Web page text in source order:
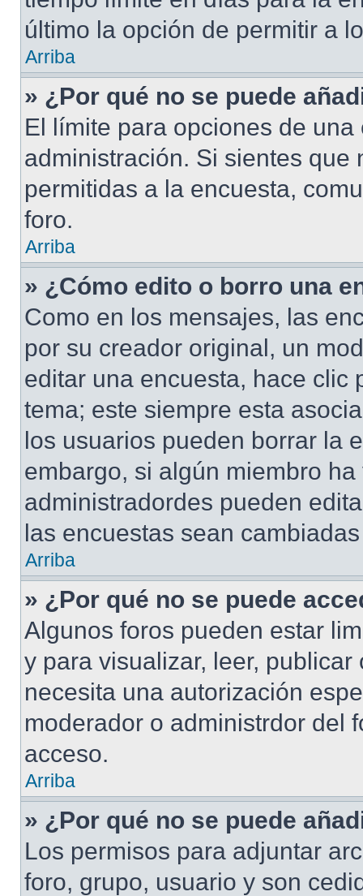
último la opción de permitir a
Arriba
» ¿Por qué no se puede
El límite para opciones de
administración. Si sientes
permitidas a la encuesta,
foro.
Arriba
» ¿Cómo edito o borro una
Como en los mensajes, las
por su creador original, un
editar una encuesta, hace clic
tema; este siempre esta
los usuarios pueden borrar la
embargo, si algún miembro
administradordes pueden
las encuestas sean
Arriba
» ¿Por qué no se puede
Algunos foros pueden estar
y para visualizar, leer,
necesita una autorización
moderador o administrdor del
acceso.
Arriba
» ¿Por qué no se puede
Los permisos para adjuntar
foro, grupo, usuario y son